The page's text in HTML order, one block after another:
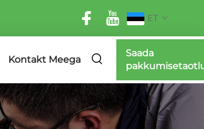
ET
Kontakt Meega
Saada